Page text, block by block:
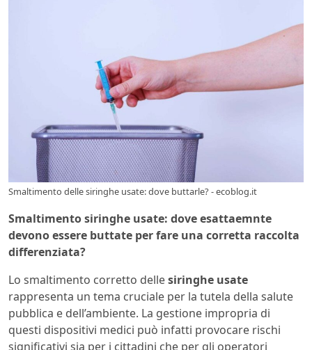
Smaltimento delle siringhe usate: dove buttarle? - ecoblog.it
Smaltimento siringhe usate: dove esattaemnte
devono essere buttate per fare una corretta raccolta
differenziata?
Lo smaltimento corretto dellesiringhe usate
rappresenta un tema cruciale per la tutela della salute
pubblica e dell’ambiente. La gestione impropria di
questi dispositivi medici può infatti provocare rischi
significativi sia per i cittadini che per gli operatori